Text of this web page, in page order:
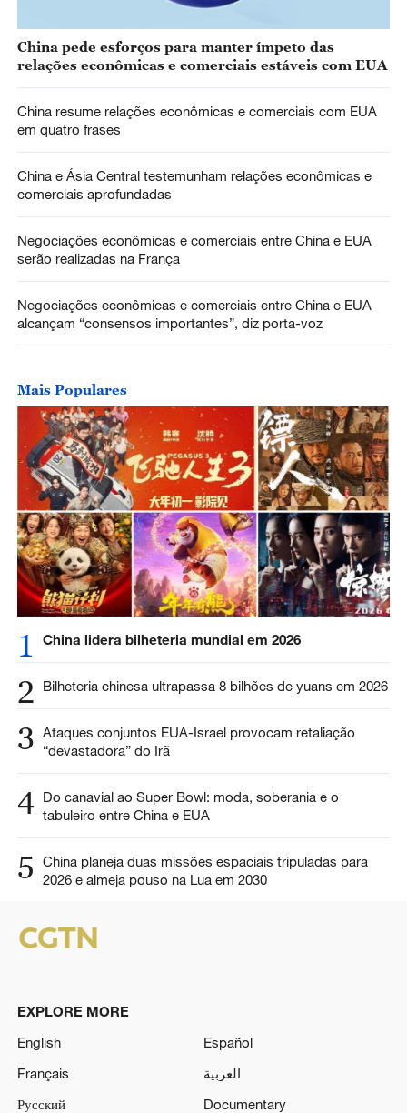
China pede esforços para manter ímpeto das
relações econômicas e comerciais estáveis com EUA
China resume relações econômicas e comerciais com EUA
em quatro frases
China e Ásia Central testemunham relações econômicas e
comerciais aprofundadas
Negociações econômicas e comerciais entre China e EUA
serão realizadas na França
Negociações econômicas e comerciais entre China e EUA
alcançam “consensos importantes”, diz porta-voz
Mais Populares
1 China lidera bilheteria mundial em 2026
2 Bilheteria chinesa ultrapassa 8 bilhões de yuans em 2026
3 Ataques conjuntos EUA-Israel provocam retaliação
“devastadora” do Irã
4 Do canavial ao Super Bowl: moda, soberania e o
tabuleiro entre China e EUA
5
China planeja duas missões espaciais tripuladas para
2026 e almeja pouso na Lua em 2030
EXPLORE MORE
English
Español
Français
العربية
Русский
Documentary